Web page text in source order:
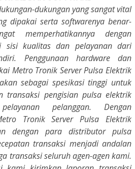
dukungan yang sangat vital
dipakai serta softwarenya benar-
memperhatikannya dengan
sisi kualitas dan pelayanan dari
Penggunaan hardware dan
Metro Tronik Server Pulsa Elektrik
sebagai spesikasi tinggi untuk
transaksi pengisian pulsa elektrik
pelanggan. Dengan
Tronik Server Pulsa Elektrik
dengan para distributor pulsa
transaksi menjadi andalan
transaksi seluruh agen-agen kami.